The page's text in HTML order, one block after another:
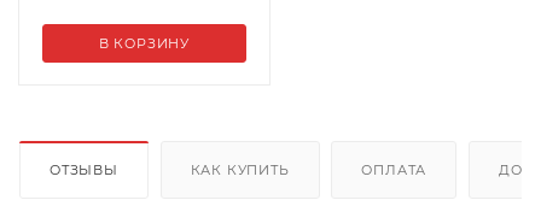
В КОРЗИНУ
ОТЗЫВЫ КАК КУПИТЬ ОПЛАТА